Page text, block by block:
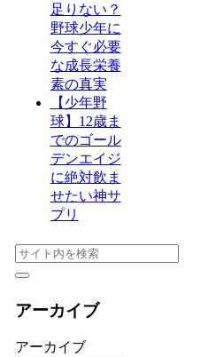
足りない？
野球少年に
今すぐ必要
な成長栄養
素の真実
【少年野
球】12歳ま
でのゴール
デンエイジ
に絶対飲ま
せたい神サ
プリ
アーカイブ
アーカイブ